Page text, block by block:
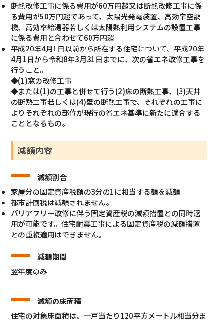
断熱改修工事に係る費用が60万円超又は断熱改修工事に係
る費用が50万円超であって、太陽光発電装置、高効率空調
機、高効率給湯器若しくは太陽熱利用システムの設置工事
に係る費用と合わせて60万円超
平成20年4月1日以前から所在する住宅について、平成20年
4月1日から令和8年3月31日までに、次の省エネ改修工事を
行うこと。
◆(1)窓の改修工事
◆または(1)の工事と併せて行う(2)床の断熱工事、(3)天井
の断熱工事若しくは(4)壁の断熱工事で、それぞれの工事に
よりそれぞれの部位が現行の省エネ基準に新たに適合する
こととなるもの。
減額内容
減額割合
家屋分の固定資産税額の3分の1に相当する額を減額
都市計画税は減額されません。
バリアフリー改修に伴う固定資産税の減額措置との同時適
用が可能です。住宅耐震工事による固定資産税の減額措置
との重複適用はできません。
減額期間
翌年度のみ
減額の床面積
住宅の対象床面積は、一戸当たり120平方メートル相当分ま